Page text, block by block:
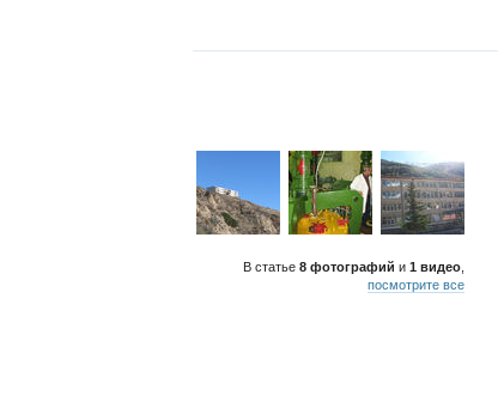
В статье 8 фотографий и 1 видео
посмотрите все